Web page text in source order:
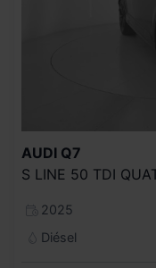
AUDI Q7
S LINE 50 TDI
2025
Diésel